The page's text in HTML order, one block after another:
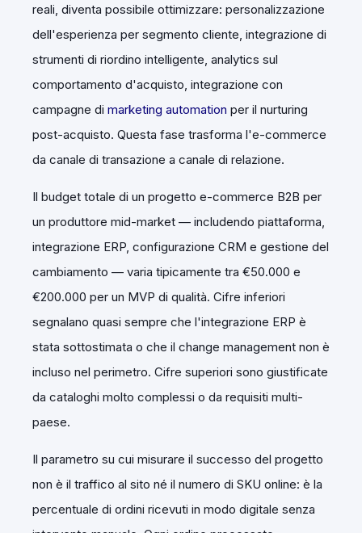
reali, diventa possibile ottimizzare: personalizzazione
dell'esperienza per segmento cliente, integrazione di
strumenti di riordino intelligente, analytics sul
comportamento d'acquisto, integrazione con
campagne di marketing automation per il nurturing
post-acquisto. Questa fase trasforma l'e-commerce
da canale di transazione a canale di relazione.
Il budget totale di un progetto e-commerce B2B per
un produttore mid-market — includendo piattaforma,
integrazione ERP, configurazione CRM e gestione del
cambiamento — varia tipicamente tra €50.000 e
€200.000 per un MVP di qualità. Cifre inferiori
segnalano quasi sempre che l'integrazione ERP è
stata sottostimata o che il change management non è
incluso nel perimetro. Cifre superiori sono giustificate
da cataloghi molto complessi o da requisiti multi-
paese.
Il parametro su cui misurare il successo del progetto
non è il traffico al sito né il numero di SKU online: è la
percentuale di ordini ricevuti in modo digitale senza